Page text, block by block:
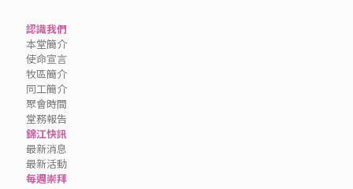
認識我們
本堂簡介
使命宣言
牧區簡介
同工簡介
聚會時間
堂務報告
錦江快訊
最新消息
最新活動
每週崇拜